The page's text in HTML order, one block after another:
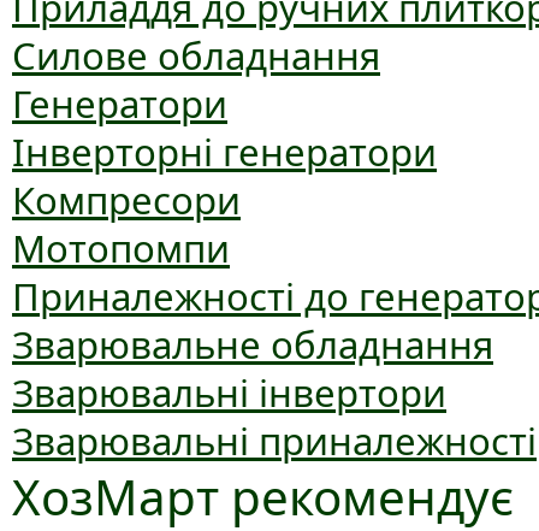
Силове обладнання
Генератори
Інверторні генератори
Компресори
Мотопомпи
Приналежності до
Зварювальне обладнання
Зварювальні інвертори
Зварювальні приналежності
ХозМарт рекомендує